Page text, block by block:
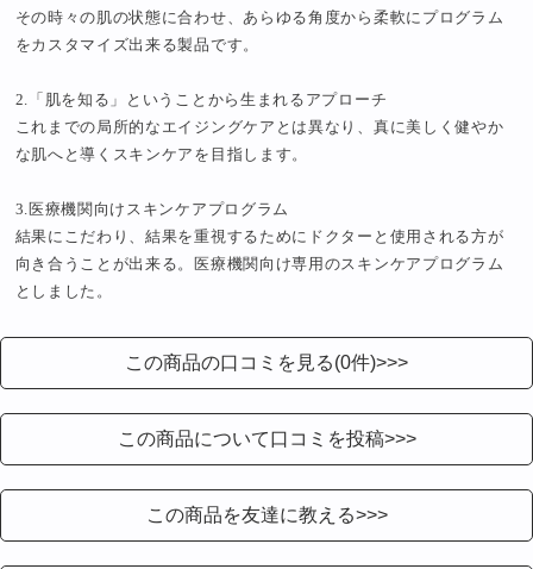
その時々の肌の状態に合わせ、あらゆる角度から柔軟にプログラム
をカスタマイズ出来る製品です。
2.「肌を知る」ということから生まれるアプローチ
これまでの局所的なエイジングケアとは異なり、真に美しく健やか
な肌へと導くスキンケアを目指します。
3.医療機関向けスキンケアプログラム
結果にこだわり、結果を重視するためにドクターと使用される方が
向き合うことが出来る。医療機関向け専用のスキンケアプログラム
としました。
この商品の口コミを見る(0件)>>>
この商品について口コミを投稿>>>
この商品を友達に教える>>>